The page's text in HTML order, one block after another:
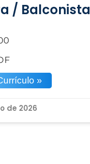
/ Balconista
»
de 2026